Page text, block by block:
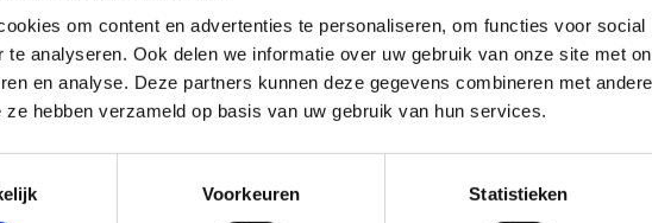
om content en advertenties te personaliseren, om functies voor
te analyseren. Ook delen we informatie over uw gebruik van onze site met
en analyse. Deze partners kunnen deze gegevens combineren met
ze hebben verzameld op basis van uw gebruik van hun services.
Voorkeuren Statistieken
x 70m training en wedstrijd
hippodroom
topsportpiste wedstrijd en stages
hippodroom